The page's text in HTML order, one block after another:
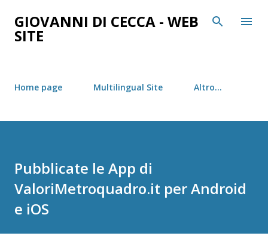
Passa ai contenuti principali
GIOVANNI DI CECCA - WEB
SITE
Home page Multilingual Site Altro…
Pubblicate le App di
ValoriMetroquadro.it per Android
e iOS